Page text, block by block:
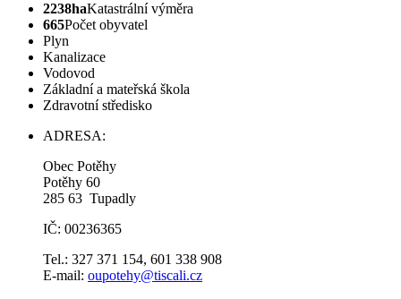
2238haKatastrální výměra
665Počet obyvatel
Plyn
Kanalizace
Vodovod
Základní a mateřská škola
Zdravotní středisko
ADRESA:
Obec Potěhy
Potěhy 60
285 63 Tupadly
IČ: 00236365
Tel.: 327 371 154, 601 338 908
E-mail: oupotehy@tiscali.cz